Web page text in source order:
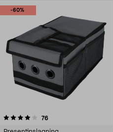
-60%
76recensioner
4.5 av 5 stjärnor